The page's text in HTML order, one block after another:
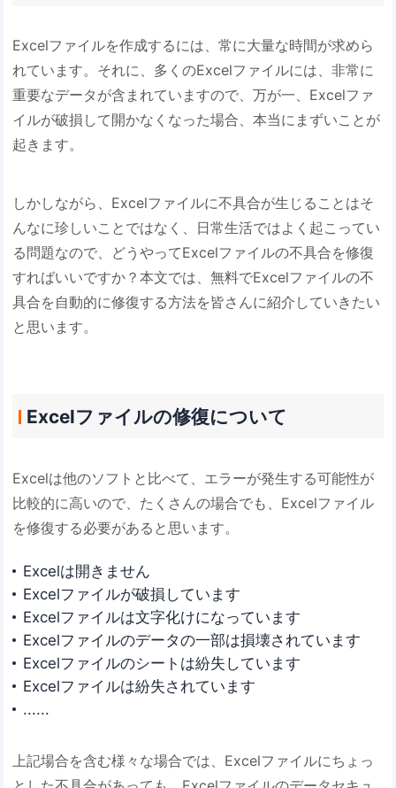
Excelファイルを作成するには、常に大量な時間が求めら
れています。それに、多くのExcelファイルには、非常に
重要なデータが含まれていますので、万が一、Excelファ
イルが破損して開かなくなった場合、本当にまずいことが
起きます。
しかしながら、Excelファイルに不具合が生じることはそ
んなに珍しいことではなく、日常生活ではよく起こってい
る問題なので、どうやってExcelファイルの不具合を修復
すればいいですか？本文では、無料でExcelファイルの不
具合を自動的に修復する方法を皆さんに紹介していきたい
と思います。
Excelファイルの修復について
Excelは他のソフトと比べて、エラーが発生する可能性が
比較的に高いので、たくさんの場合でも、Excelファイル
を修復する必要があると思います。
Excelは開きません
Excelファイルが破損しています
Excelファイルは文字化けになっています
Excelファイルのデータの一部は損壊されています
Excelファイルのシートは紛失しています
Excelファイルは紛失されています
......
上記場合を含む様々な場合では、Excelファイルにちょっ